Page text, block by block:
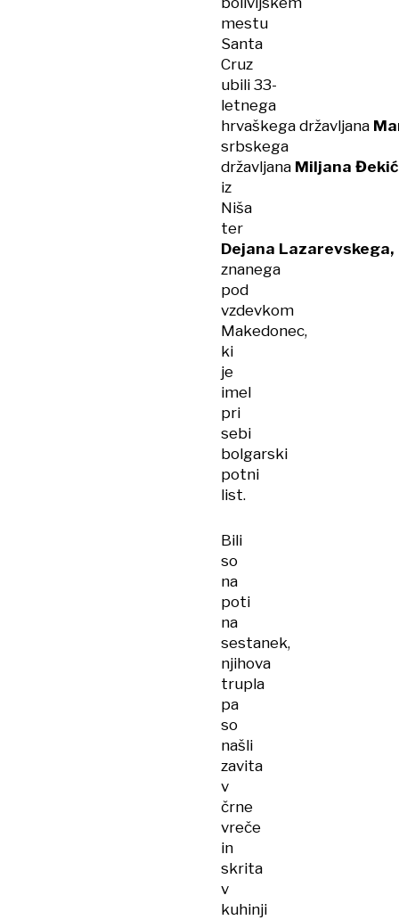
mestu
Santa
Cruz
ubili 33-
letnega
hrvaškega državljana
srbskega
državljana Miljana
iz
Niša
ter
Dejana Lazarevskega,
znanega
pod
vzdevkom
Makedonec,
ki
je
imel
pri
sebi
bolgarski
potni
list.
Bili
so
na
poti
na
sestanek,
njihova
trupla
pa
so
našli
zavita
v
črne
vreče
in
skrita
v
kuhinji